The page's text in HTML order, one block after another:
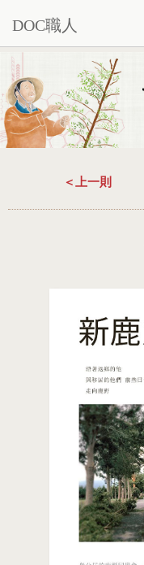
DOC職人
＜上一則